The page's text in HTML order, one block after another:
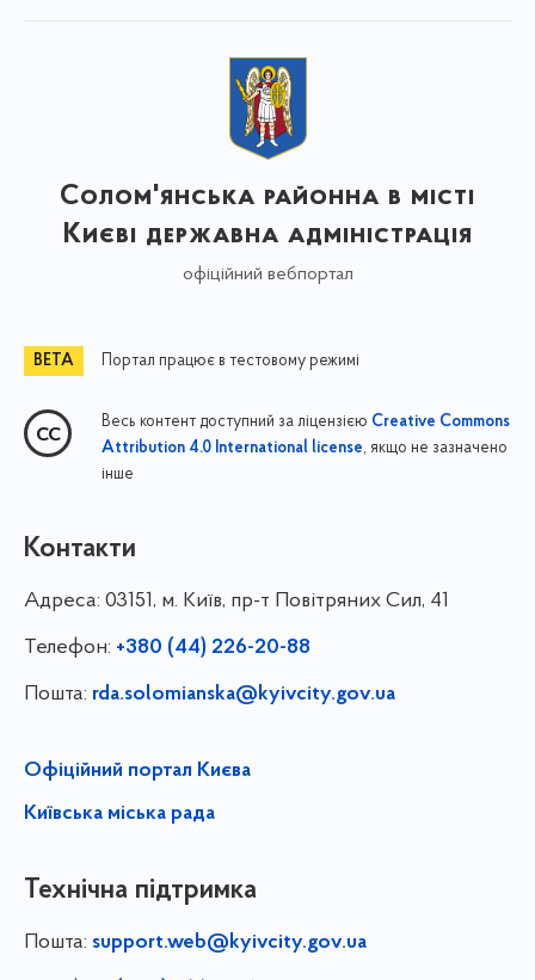
Солом'янська районна в місті
Києві державна адміністрація
офіційний вебпортал
Портал працює в тестовому режимі
Весь контент доступний за ліцензією Creative Commons
Attribution 4.0 International license, якщо не зазначено
інше
Контакти
Адреса: 03151, м. Київ, пр-т Повітряних Сил, 41
Телефон: +380 (44) 226-20-88
Пошта: rda.solomianska@kyivcity.gov.ua
Офіційний портал Києва
Київська міська рада
Технічна підтримка
Пошта: support.web@kyivcity.gov.ua